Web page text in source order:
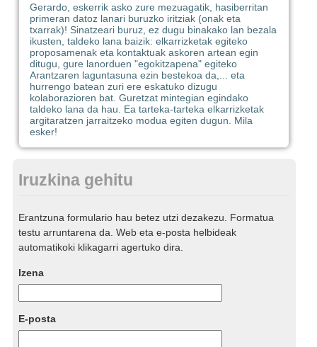
Gerardo, eskerrik asko zure mezuagatik, hasiberritan
primeran datoz lanari buruzko iritziak (onak eta
txarrak)! Sinatzeari buruz, ez dugu binakako lan bezala
ikusten, taldeko lana baizik: elkarrizketak egiteko
proposamenak eta kontaktuak askoren artean egin
ditugu, gure lanorduen "egokitzapena" egiteko
Arantzaren laguntasuna ezin bestekoa da,... eta
hurrengo batean zuri ere eskatuko dizugu
kolaborazioren bat. Guretzat mintegian egindako
taldeko lana da hau. Ea tarteka-tarteka elkarrizketak
argitaratzen jarraitzeko modua egiten dugun. Mila
esker!
Iruzkina gehitu
Erantzuna formulario hau betez utzi dezakezu. Formatua
testu arruntarena da. Web eta e-posta helbideak
automatikoki klikagarri agertuko dira.
Izena
E-posta